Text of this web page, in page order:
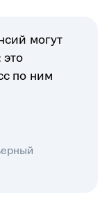
могут
по ним